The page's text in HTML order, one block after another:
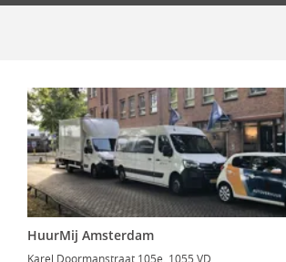
HuurMij Amsterdam
Karel Doormanstraat 105e, 1055 VD